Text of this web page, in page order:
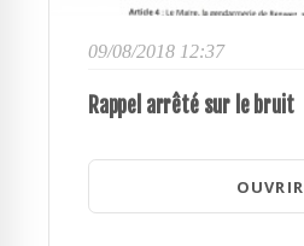
09/08/2018 12:37
Rappel arrêté sur le bruit
OUVRIR